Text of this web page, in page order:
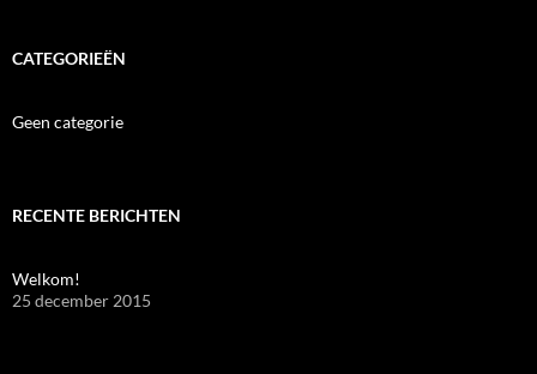
CATEGORIEËN
Geen categorie
RECENTE BERICHTEN
Welkom!
25 december 2015